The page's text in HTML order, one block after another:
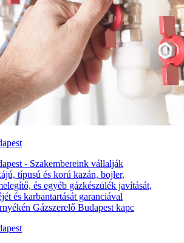
- Szakembereink vállalják
típusú és korú kazán, bojler,
és egyéb gázkészülék javítását,
és karbantartását garanciával
Gázszerelő Budapest kapc